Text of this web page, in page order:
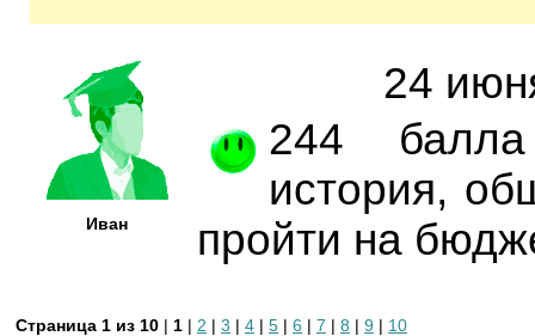
Иван
24
244 балла
история,
пройти на
Страница 1 из 10 | 1 | 2 | 3 | 4 | 5 | 6 | 7 | 8 | 9 | 10